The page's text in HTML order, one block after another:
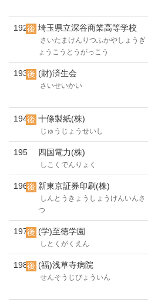
192 埼玉県立深谷商業高等学校
さいたまけんりつふかやしょうぎ
ょうこうとうがっこう
193 (財)済生会
さいせいかい
194 十條製紙(株)
じゅうじょうせいし
195 四国電力(株)
しこくでんりょく
196 新東京証券印刷(株)
しんとうきょうしょうけんいんさ
つ
197 (学)至徳学園
しとくがくえん
198 (福)浅草寺病院
せんそうじびょういん